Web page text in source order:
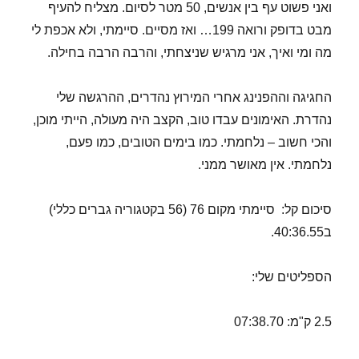
ואני פשוט עף בין אנשים, 50 מטר לסיום. מצליח להעיף
מבט בדופק ורואה 199… ואז מסיים. סיימתי, ולא אכפת לי
מה ומי ואיך, אני מרגיש שניצחתי, והרבה הרבה בחילה.
החגיגה וההפנינג אחרי המירוץ נהדרים, ההרגשה שלי
נהדרת. האימונים עבדו טוב, הקצב היה מעולה, הייתי מוכן,
והכי חשוב – נלחמתי. כמו בימים הטובים, כמו פעם,
נלחמתי. אין מאושר ממני.
סיכום קל: סיימתי מקום 76 (56 בקטגוריה גברים כללי)
ב40:36.55.
הספליטים שלי:
2.5 ק"מ: 07:38.70